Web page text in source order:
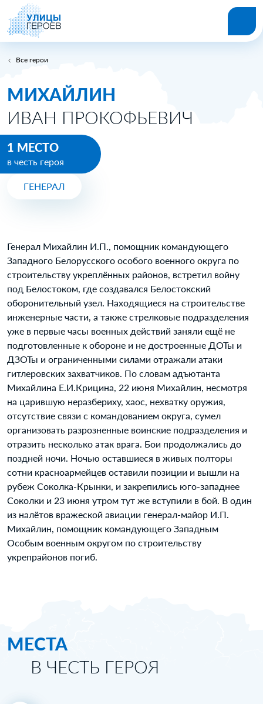
Все герои
МИХАЙЛИН
ИВАН ПРОКОФЬЕВИЧ
1 МЕСТО
в честь героя
ГЕНЕРАЛ
Генерал Михайлин И.П., помощник командующего
Западного Белорусского особого военного округа по
строительству укреплённых районов, встретил войну
под Белостоком, где создавался Белостокский
оборонительный узел. Находящиеся на строительстве
инженерные части, а также стрелковые подразделения
уже в первые часы военных действий заняли ещё не
подготовленные к обороне и не достроенные ДОТы и
ДЗОТы и ограниченными силами отражали атаки
гитлеровских захватчиков. По словам адъютанта
Михайлина Е.И.Крицина, 22 июня Михайлин, несмотря
на царившую неразбериху, хаос, нехватку оружия,
отсутствие связи с командованием округа, сумел
организовать разрозненные воинские подразделения и
отразить несколько атак врага. Бои продолжались до
поздней ночи. Ночью оставшиеся в живых полторы
сотни красноармейцев оставили позиции и вышли на
рубеж Соколка-Крынки, и закрепились юго-западнее
Соколки и 23 июня утром тут же вступили в бой. В один
из налётов вражеской авиации генерал-майор И.П.
Михайлин, помощник командующего Западным
Особым военным округом по строительству
укрепрайонов погиб.
МЕСТА
В ЧЕСТЬ ГЕРОЯ